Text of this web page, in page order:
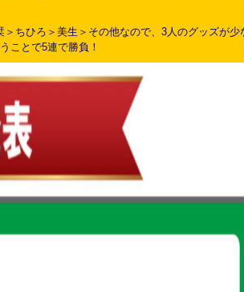
ちひろ＞美生＞その他なので、3人のグッズが少
ことで5連で勝負！